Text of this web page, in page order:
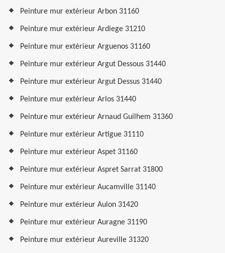
Peinture mur extérieur Arbon 31160
Peinture mur extérieur Ardiege 31210
Peinture mur extérieur Arguenos 31160
Peinture mur extérieur Argut Dessous 31440
Peinture mur extérieur Argut Dessus 31440
Peinture mur extérieur Arlos 31440
Peinture mur extérieur Arnaud Guilhem 31360
Peinture mur extérieur Artigue 31110
Peinture mur extérieur Aspet 31160
Peinture mur extérieur Aspret Sarrat 31800
Peinture mur extérieur Aucamville 31140
Peinture mur extérieur Aulon 31420
Peinture mur extérieur Auragne 31190
Peinture mur extérieur Aureville 31320